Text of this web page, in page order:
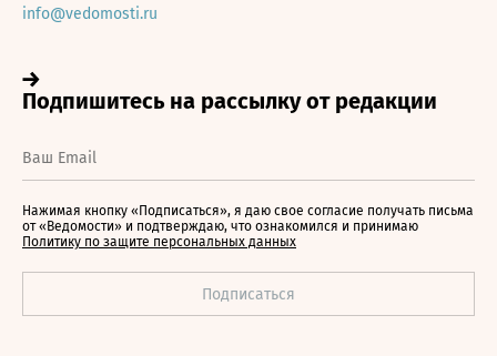
info@vedomosti.ru
Нажимая кнопку «Подписаться», я даю свое согласие получать письма
от «Ведомости» и подтверждаю, что ознакомился и принимаю
Политику по защите персональных данных